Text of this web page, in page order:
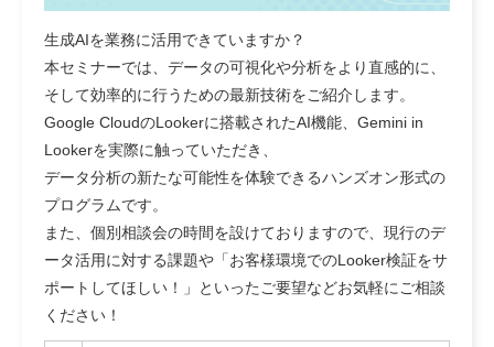
生成AIを業務に活用できていますか？
本セミナーでは、データの可視化や分析をより直感的に、
そして効率的に行うための最新技術をご紹介します。
Google CloudのLookerに搭載されたAI機能、 Gemini in
Lookerを実際に触っていただき、
データ分析の新たな可能性を体験できるハンズオン形式の
プログラムです。
また、 個別相談会の時間を設けておりますので、現行のデ
ータ活用に対する課題や「お客様環境でのLooker検証をサ
ポートしてほしい！」といったご要望などお気軽にご相談
ください！